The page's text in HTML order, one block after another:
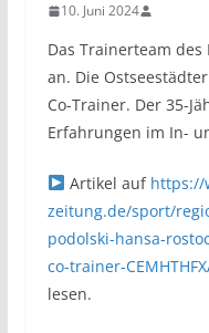
10. Juni 2024
Das Trainerteam des
an. Die
Co-Trainer. Der 35-
Erfahrungen im In-
Artikel auf https://
zeitung.de/sport/
podolski-hansa-
co-trainer-
lesen.